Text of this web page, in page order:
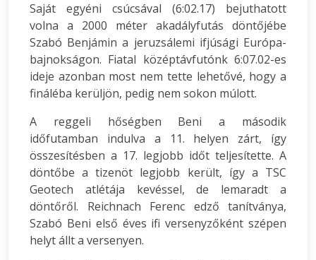
Saját egyéni csúcsával (6:02.17) bejuthatott
volna a 2000 méter akadályfutás döntőjébe
Szabó Benjámin a jeruzsálemi ifjúsági Európa-
bajnokságon. Fiatal középtávfutónk 6:07.02-es
ideje azonban most nem tette lehetővé, hogy a
fináléba kerüljön, pedig nem sokon múlott.
A reggeli hőségben Beni a második
időfutamban indulva a 11. helyen zárt, így
összesítésben a 17. legjobb időt teljesítette. A
döntőbe a tizenöt legjobb került, így a TSC
Geotech atlétája kevéssel, de lemaradt a
döntőről. Reichnach Ferenc edző tanítványa,
Szabó Beni első éves ifi versenyzőként szépen
helyt állt a versenyen.